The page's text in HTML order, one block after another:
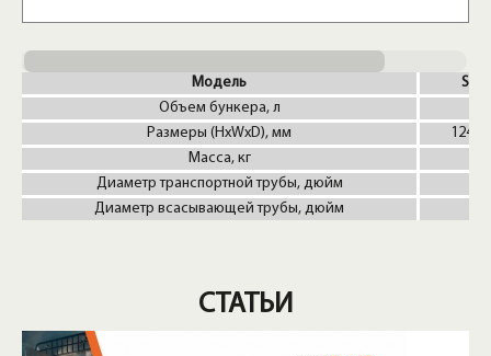
Модель
Объем бункера, л
Размеры (HxWxD), мм
Масса, кг
Диаметр транспортной трубы, дюйм
Диаметр всасывающей трубы, дюйм
СТАТЬИ